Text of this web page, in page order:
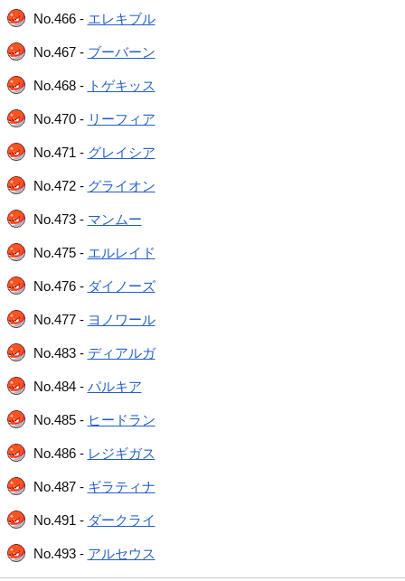
No.466 - エレキブル
No.467 - ブーバーン
No.468 - トゲキッス
No.470 - リーフィア
No.471 - グレイシア
No.472 - グライオン
No.473 - マンムー
No.475 - エルレイド
No.476 - ダイノーズ
No.477 - ヨノワール
No.483 - ディアルガ
No.484 - パルキア
No.485 - ヒードラン
No.486 - レジギガス
No.487 - ギラティナ
No.491 - ダークライ
No.493 - アルセウス